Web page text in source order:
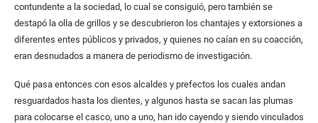
contundente a la sociedad, lo cual se consiguió, pero también se
destapó la olla de grillos y se descubrieron los chantajes y extorsiones a
diferentes entes públicos y privados, y quienes no caían en su coacción,
eran desnudados a manera de periodismo de investigación.
Qué pasa entonces con esos alcaldes y prefectos los cuales andan
resguardados hasta los dientes, y algunos hasta se sacan las plumas
para colocarse el casco, uno a uno, han ido cayendo y siendo vinculados